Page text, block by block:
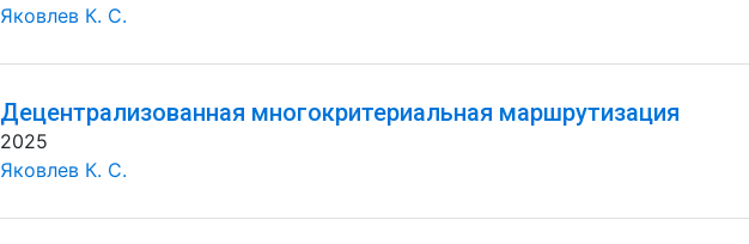
Яковлев К. С.
Децентрализованная многокритериальная маршрутизация
2025
Яковлев К. С.